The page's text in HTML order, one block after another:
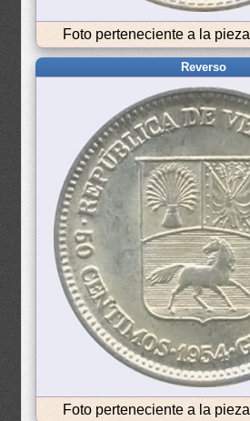
Foto perteneciente a la pieza
Reverso
Foto perteneciente a la pieza